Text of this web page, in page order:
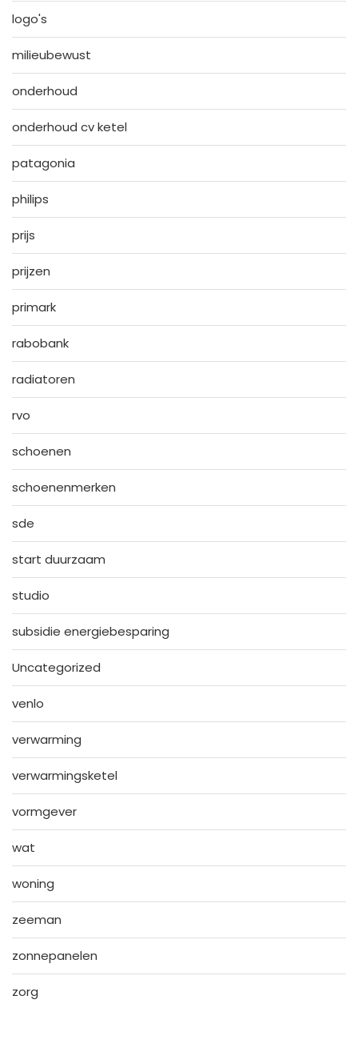
logo's
milieubewust
onderhoud
onderhoud cv ketel
patagonia
philips
prijs
prijzen
primark
rabobank
radiatoren
rvo
schoenen
schoenenmerken
sde
start duurzaam
studio
subsidie energiebesparing
Uncategorized
venlo
verwarming
verwarmingsketel
vormgever
wat
woning
zeeman
zonnepanelen
zorg